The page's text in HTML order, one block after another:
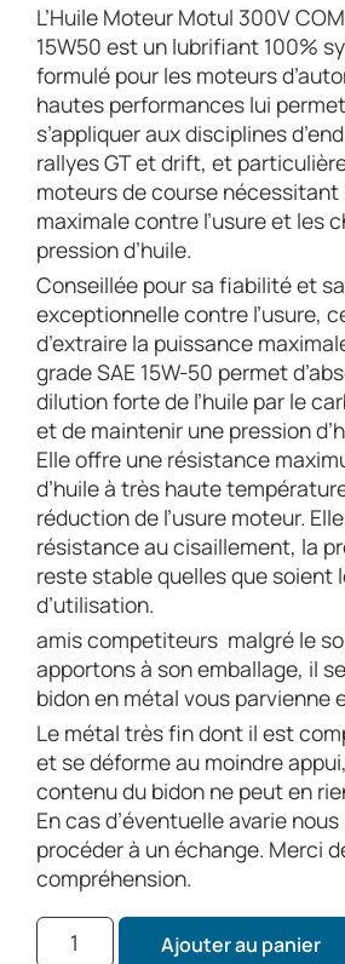
L’Huile Moteur Motul 300V COMPETITION
15W50 est un lubrifiant 100%
formulé pour les moteurs
hautes performances lui
s’appliquer aux disciplines
rallyes GT et drift, et
moteurs de course
maximale contre l’usure et les
pression d’huile.
Conseillée pour sa fiabilité et
exceptionnelle contre l’usure,
d’extraire la puissance
grade SAE 15W-50 permet
dilution forte de l’huile par le
et de maintenir une pression
Elle offre une résistance
d’huile à très haute
réduction de l’usure moteur.
résistance au cisaillement, la
reste stable quelles que soient
d’utilisation.
amis competiteurs malgré le
apportons à son emballage, il
bidon en métal vous parvienne
Le métal très fin dont il est
et se déforme au moindre
contenu du bidon ne peut en
En cas d’éventuelle avarie
procéder à un échange. Merci
compréhension.
Ajouter au panier